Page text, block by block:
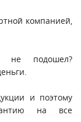
компанией,
не подошел?
и поэтому
на все